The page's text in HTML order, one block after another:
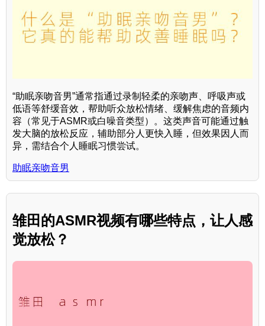
“助眠亲吻音男”通常指通过录制轻柔的亲吻声、呼吸声或
低语等舒缓音效，帮助听众放松情绪、缓解焦虑的音频内
容（常见于ASMR或白噪音类型）。这类声音可能通过触
发大脑的放松反应，辅助部分人更快入睡，但效果因人而
异，需结合个人睡眠习惯尝试。
助眠亲吻音男
雏田的ASMR视频有哪些特点，让人感
觉放松？